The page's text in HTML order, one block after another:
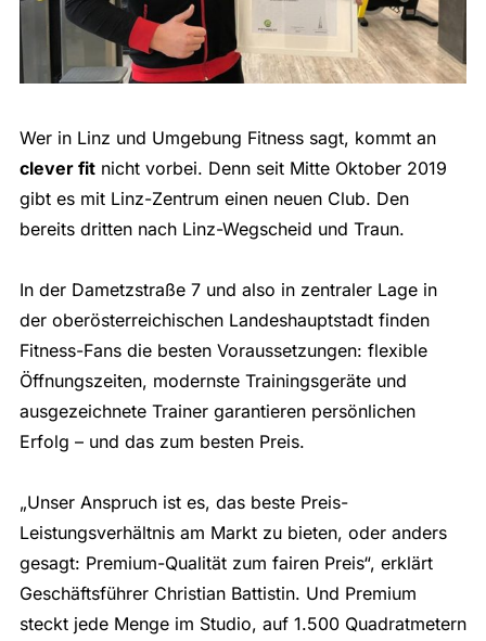
Wer in Linz und Umgebung Fitness sagt, kommt an
clever fitnicht vorbei. Denn seit Mitte Oktober 2019
gibt es mit Linz-Zentrum einen neuen Club. Den
bereits dritten nach Linz-Wegscheid und Traun.
In der Dametzstraße 7 und also in zentraler Lage in
der oberösterreichischen Landeshauptstadt finden
Fitness-Fans die besten Voraussetzungen: flexible
Öffnungszeiten, modernste Trainingsgeräte und
ausgezeichnete Trainer garantieren persönlichen
Erfolg – und das zum besten Preis.
„Unser Anspruch ist es, das beste Preis-
Leistungsverhältnis am Markt zu bieten, oder anders
gesagt: Premium-Qualität zum fairen Preis“, erklärt
Geschäftsführer Christian Battistin. Und Premium
steckt jede Menge im Studio, auf 1.500 Quadratmetern